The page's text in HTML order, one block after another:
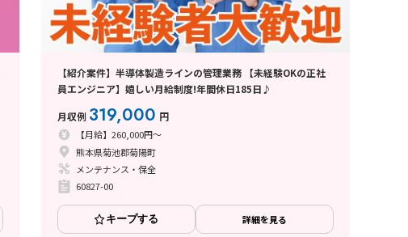
【紹介案件】半導体製造ラインの管理業務 【未経験OKの正社
員エンジニア】嬉しい月給制度!年間休日185日♪
月収例 319,000 円
【月給】260,000円～
熊本県菊池郡菊陽町
メンテナンス・保全
60827-00
キープする 詳細を見る